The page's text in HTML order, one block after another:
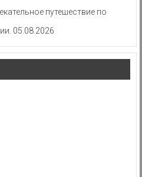
путешествие по
05.08.2026